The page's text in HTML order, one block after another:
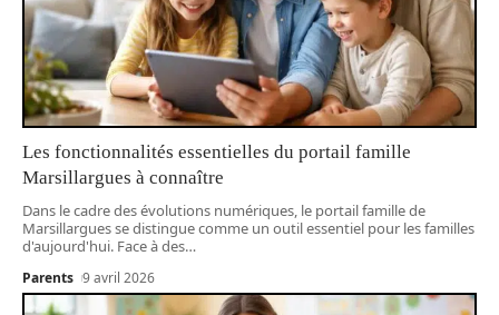
Les fonctionnalités essentielles du portail famille
Marsillargues à connaître
Dans le cadre des évolutions numériques, le portail famille de
Marsillargues se distingue comme un outil essentiel pour les familles
d'aujourd'hui. Face à des…
Parents 9 avril 2026